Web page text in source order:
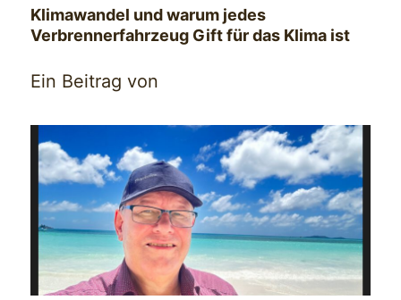
Klimawandel und warum jedes
Verbrennerfahrzeug Gift für das Klima ist
Ein Beitrag von